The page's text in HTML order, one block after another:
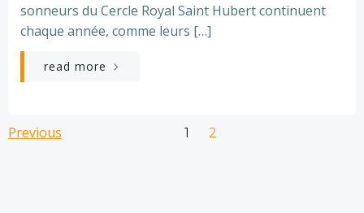
sonneurs du Cercle Royal Saint Hubert continuent
chaque année, comme leurs […]
read more
Posts
Previous Page
1 Page
2